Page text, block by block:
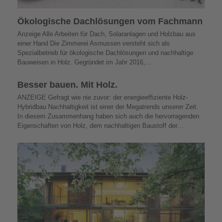
Ökologische Dachlösungen vom Fachmann
Anzeige Alle Arbeiten für Dach, Solaranlagen und Holzbau aus
einer Hand Die Zimmerei Asmussen versteht sich als
Spezialbetrieb für ökologische Dachlösungen und nachhaltige
Bauweisen in Holz. Gegründet im Jahr 2016,…
Besser bauen. Mit Holz.
ANZEIGE Gefragt wie nie zuvor: der energieeffiziente Holz-
Hybridbau Nachhaltigkeit ist einer der Mega­trends unserer Zeit.
In diesem Zusammenhang haben sich auch die hervorragenden
Eigenschaften von Holz, dem nachhaltigen Baustoff der…